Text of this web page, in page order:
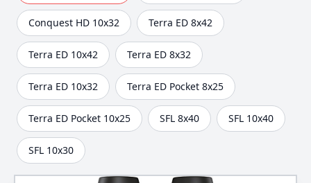
Conquest HD 10x32 Terra ED 8x42
Terra ED 10x42 Terra ED 8x32
Terra ED 10x32 Terra ED Pocket 8x25
Terra ED Pocket 10x25 SFL 8x40 SFL 10x40
SFL 10x30